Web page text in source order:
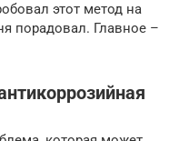
этот метод на
порадовал. Главное –